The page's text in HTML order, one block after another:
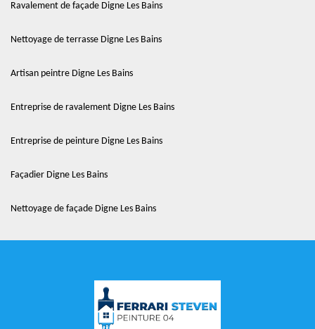
Ravalement de façade Digne Les Bains
Nettoyage de terrasse Digne Les Bains
Artisan peintre Digne Les Bains
Entreprise de ravalement Digne Les Bains
Entreprise de peinture Digne Les Bains
Façadier Digne Les Bains
Nettoyage de façade Digne Les Bains